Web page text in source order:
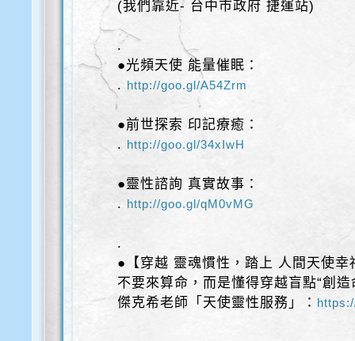
(我們靠近- 台中市政府 捷運站)
.
●光頻天使 能量催眠：
. http://goo.gl/A54Zrm
●前世探索 印記療癒：
. http://goo.gl/34xIwH
●靈性諮詢 真實故事：
. http://goo.gl/qM0vMG
.
●【穿越 靈魂慣性，踏上 人間天使幸
不要來算命，而是懂得穿越盲點“創造
傑克希老師「天使靈性服務」：